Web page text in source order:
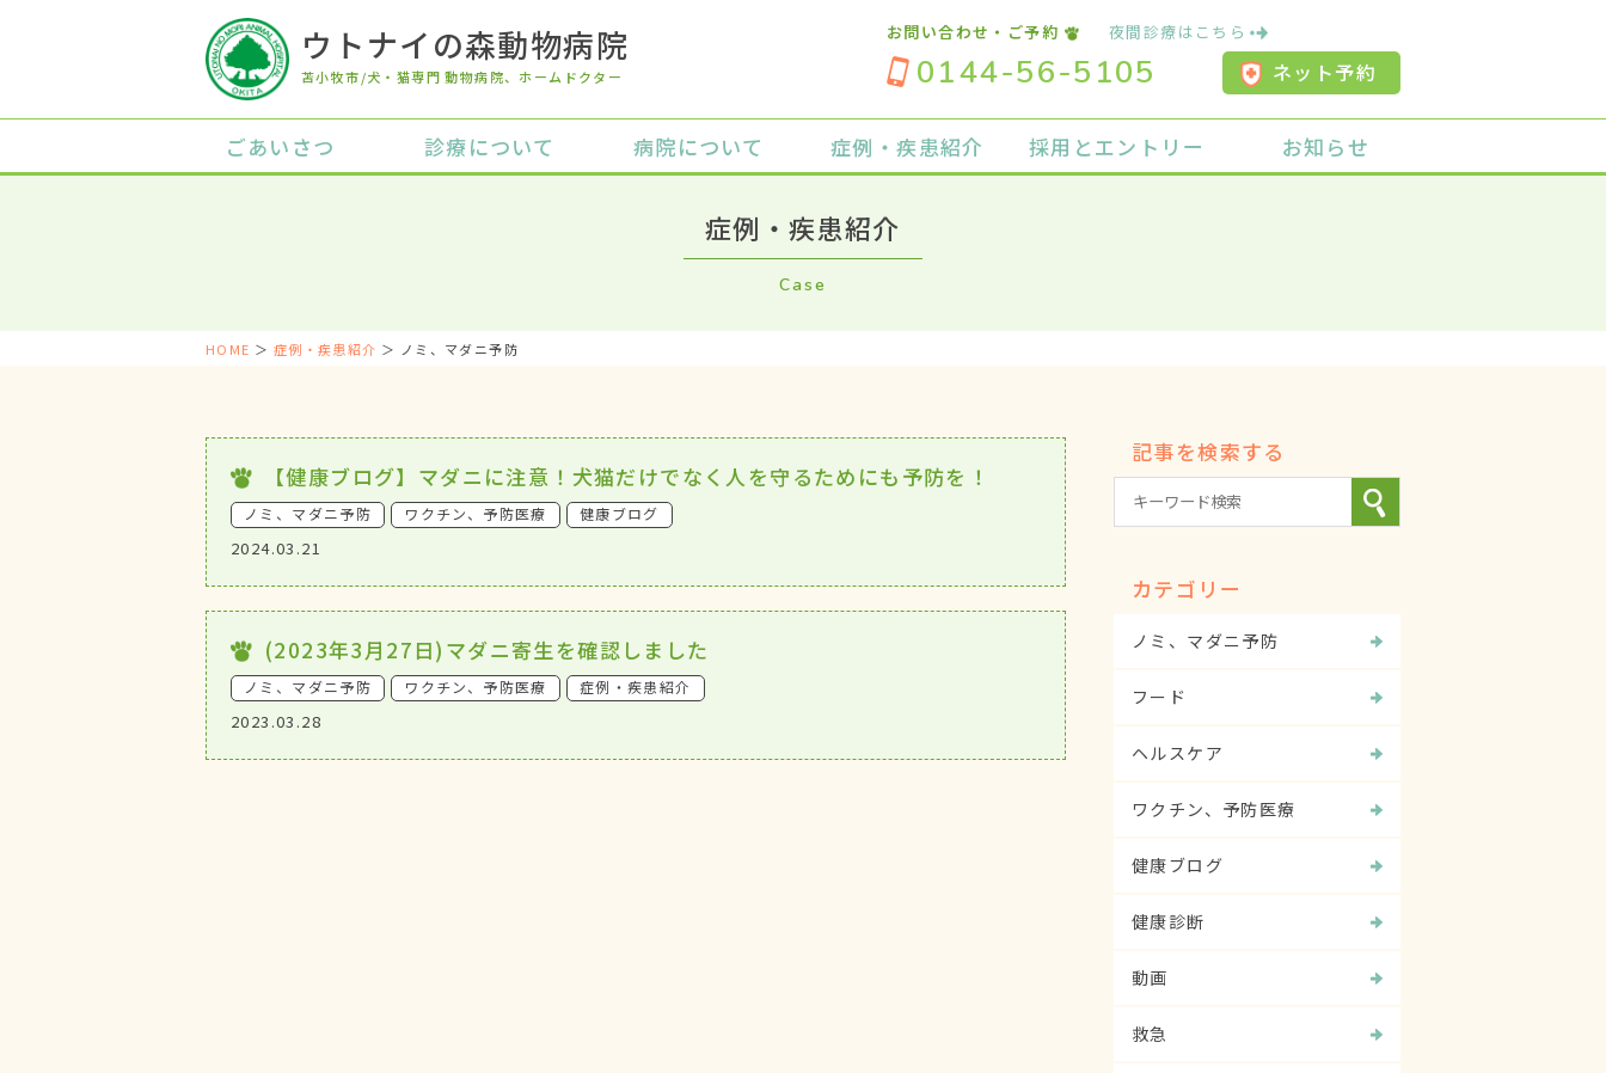
ウトナイの森動物病院
苫小牧市/犬・猫専門 動物病院、ホームドクター
お問い合わせ・ご予約 夜間診療はこちら
0144-56-5105 ネット予約
ごあいさつ 診療について 病院について 症例・疾患紹介 採用とエントリー お知らせ
症例・疾患紹介
Case
HOME ＞ 症例・疾患紹介 ＞ ノミ、マダニ予防
【健康ブログ】マダニに注意！犬猫だけでなく人を守るためにも予防を！
ノミ、マダニ予防 ワクチン、予防医療 健康ブログ
2024.03.21
(2023年3月27日)マダニ寄生を確認しました
ノミ、マダニ予防 ワクチン、予防医療 症例・疾患紹介
2023.03.28
記事を検索する
カテゴリー
ノミ、マダニ予防
フード
ヘルスケア
ワクチン、予防医療
健康ブログ
健康診断
動画
救急